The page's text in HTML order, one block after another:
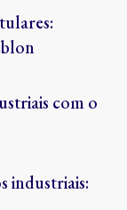
com o
industriais: